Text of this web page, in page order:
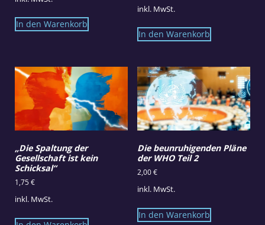
In den Warenkorb
inkl. MwSt.
In den Warenkorb
„Die Spaltung der
Gesellschaft ist kein
Schicksal“
1,75€
inkl. MwSt.
Die beunruhigenden Pläne
der WHO Teil 2
2,00€
inkl. MwSt.
In den Warenkorb